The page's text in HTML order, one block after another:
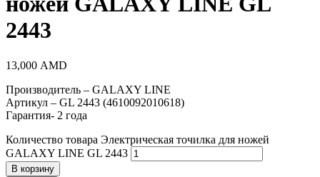
2443
13,000 AMD
Производитель – GALAXY LINE
Артикул – GL 2443 (4610092010618)
Гарантия- 2 года
Количество товара Электрическая точилка для ножей
GALAXY LINE GL 2443
В корзину